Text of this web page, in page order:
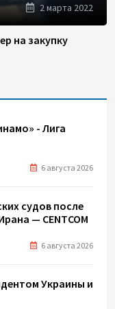
2 марта 2022
на закупку
- Лига
6 августа 2026
судов после
— CENTCOM
6 августа 2026
Украины и